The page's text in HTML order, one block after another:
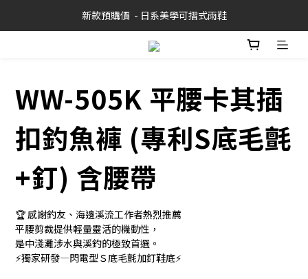
新款預購價  - 日系美學可摺式雨鞋
WW-505K 平腰卡其插
扣釣魚褲 (專利S底毛氈
+釘) 含腰帶
🏆 感謝釣友、海邊溪流工作者熱烈推薦
平腰剪裁提供輕量靈活的機動性，
是中淺灘涉水與溪釣的極致首選。
⚡️獨家研發—閃電型Ｓ底毛氈加釘鞋底⚡️